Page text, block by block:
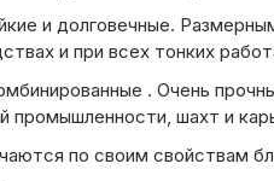
и долговечные.
и при всех тонких
. Очень
промышленности, шахт и
по своим свойствам